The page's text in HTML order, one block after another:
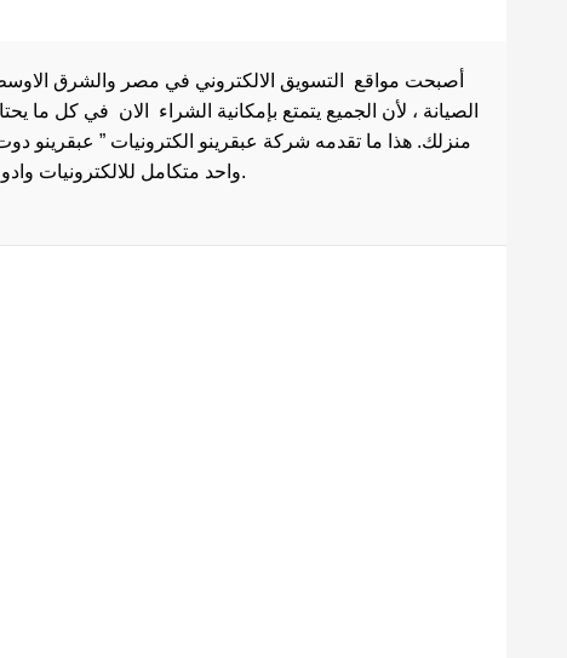
أصبحت مواقع التسويق الالكتروني في مصر والشرق الاوسط
الصيانة ، لأن الجميع يتمتع بإمكانية الشراء الان في كل ما
منزلك. هذا ما تقدمه شركة عبقرينو الكترونيات ” عبقرينو
واحد متكامل للالكترونيات وادوات الصيانة . هذا ما يجعل موقع عبقرينو دوت كوم من أفضل مواقع تسوق عبر الإنترنت في مصر.